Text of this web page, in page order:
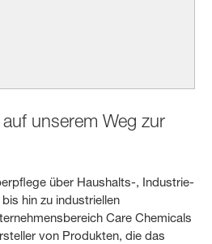
unserem Weg zur
über Haushalts-, Industrie-
hin zu industriellen
Care Chemicals
von Produkten, die das